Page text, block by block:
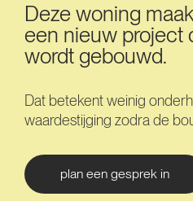
Deze woning
een nieuw project
wordt gebouwd.
Dat betekent weinig
waardestijging zodra de
plan een gesprek in